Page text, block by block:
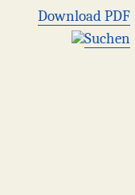
Download PDF
Suchen